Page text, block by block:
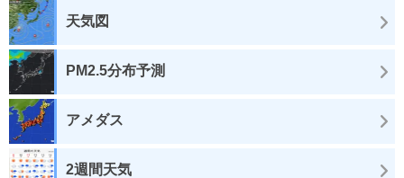
天気図
PM2.5分布予測
アメダス
2週間天気